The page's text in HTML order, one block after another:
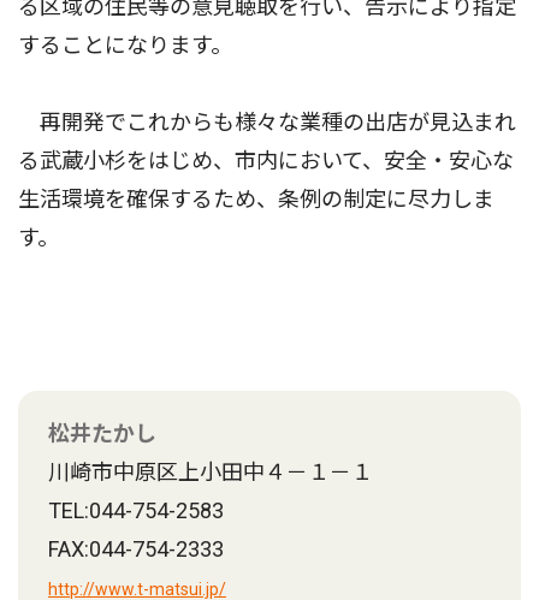
る区域の住民等の意見聴取を行い、告示により指定
することになります。
再開発でこれからも様々な業種の出店が見込まれ
る武蔵小杉をはじめ、市内において、安全・安心な
生活環境を確保するため、条例の制定に尽力しま
す。
松井たかし
川崎市中原区上小田中４－１－１
TEL:044-754-2583
FAX:044-754-2333
http://www.t-matsui.jp/